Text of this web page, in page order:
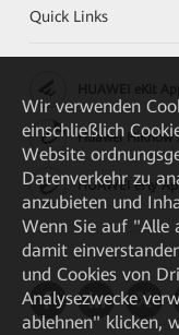
Quick Links
Huawei HiKnow
HUAWEI eFly
Wir verwenden
einschließlich
Website
Datenverkehr zu
anzubieten und
Wenn Sie auf "Alle
damit
und Cookies von
Analysezwecke
ablehnen" klicken,